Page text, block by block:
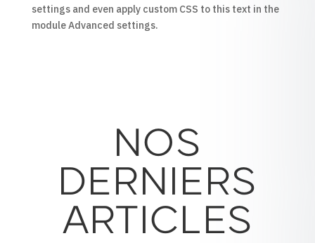
settings and even apply custom CSS to this text in the
module Advanced settings.
NOS
DERNIERS
ARTICLES